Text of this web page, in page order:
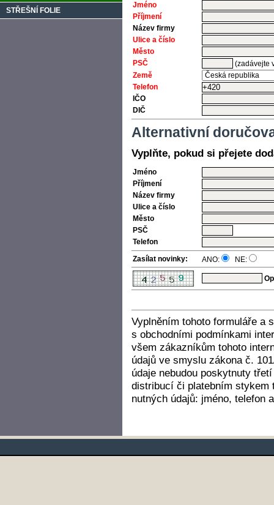
Jméno
Příjmení
Název firmy
Ulice a číslo
Město
PSČ
(zadávejte
Země
Telefon
IČO
DIČ
Alternativní
Vyplňte, pokud si přejete
Jméno
Příjmení
Název firmy
Ulice a číslo
Město
PSČ
Telefon
Zasílat novinky:
ANO: NE:
Vyplněním tohoto formuláře a
s obchodními podmínkami
všem zákazníkům tohoto
údajů ve smyslu zákona č.
údaje nebudou poskytnuty
distribucí či platebním stykem
nutných údajů: jméno, telefon
STŘEŠNÍ FOLIE